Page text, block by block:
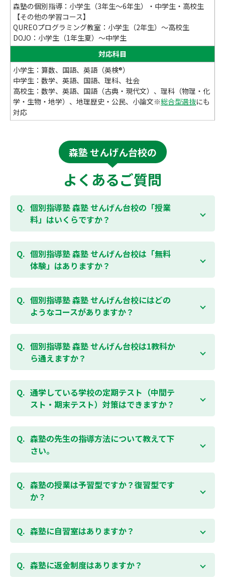
森塾の個別指導：小学生（3年生～6年生）・中学生・高校生
【その他の学習コース】
QUREOプログラミング教室：小学生（2年生）～高校生
DOJO：小学生（1年生夏）～中学生
対応科目
小学生：算数、国語、英語（英検®）
中学生：数学、英語、国語、理科、社会
高校生：数学、英語、国語（古典・現代文）、理科（物理・化
学・生物・地学）、地理歴史・公民、小論文※総合型選抜にも
対応
森塾 せんげん台校の
よくあるご質問
個別指導塾 森塾 せんげん台校の「授業
料」はいくらですか？
お子様の学年やご状況、校舎によって変わりますの
で、以下より、お気軽にお問合わせください。個別指
導塾 森塾の授業料はこちらのページ
よりお問合わせく
ださい。自動返信メールで【すぐ】にご確認いただけ
個別指導塾 森塾 せんげん台校は「無料
体験」はありますか？
通常期には最大1ヶ月の無料体験を受付しておりま
す。また、春休み、夏休み、冬休みの講習では「4日
間～5日間の無料体験」授業を受けていただくことが
可能です。個別指導塾 森塾 せんげん台校の無料体験に
けます。
個別指導塾 森塾 せんげん台校にはどの
ようなコースがありますか？
個別指導塾 森塾 せんげん台校では、小学生・中学
生・高校生のコースがあり、それぞれ学校のテストの
点数アップを目的としたコースとなっております。そ
の他、小学生用の英検®対策や、基礎学力を身につけ
ので、詳細は校舎にお問合わせください。
お問合わせはこちら
個別指導塾 森塾 せんげん台校は1教科か
ら通えますか？
はい、1教科、週1日から受講いただけます。自分から
勉強できる習慣をつけるために最初は1から2教科での
受講をおすすめしております。まずはお気軽にご相談
ください。
ご相談（お問合わせ）はこちら
通学している学校の定期テスト（中間テ
スト・期末テスト）対策はできますか？
お子様お一人おひとりの学校進度やテスト範囲にあわ
せて授業をすすめますので、定期テスト対策に繋がり
ます。森塾では、テスト直前に自分の予定にあわせ
て、テスト対策授業の追加ができます。 受講中の科目
ど）も可能です。 普段忙しくてなかなか手が回らない
科目も、テスト前に集中して対策できると好評です。
森塾の先生の指導方法について教えて下
さい。
「質量ともに日本一」と自負する研修制度を受け、知
識や教え方を習得した先生が、一人ひとりの能力、個
性に合わせて個別指導いたします。先生とお子様の相
性を大切にするために、相性が合わなければ先生変更
森塾の授業は予習型ですか？復習型です
か？
春期・夏期等の講習以外では森塾の授業は学校で習っ
たところを教える「復習型授業」ではなく、塾で習っ
のが楽しくなります。
勉強が楽しくなるとテストの成績が上がり、テストの
森塾に自習室はありますか？
各校舎に完備しています。
空いている時間があれば、学校の授業の予習や宿題、
森塾に返金制度はありますか？